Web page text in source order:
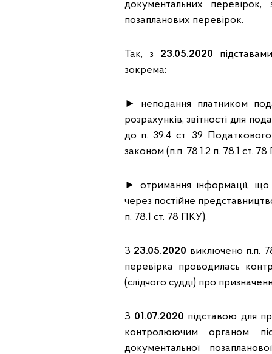
документальних
позапланових перевірок.
Так, з 23.05.2020
зокрема:
► неподання платником
розрахунків, звітності для
до п. 39.4 ст. 39
законом (п.п. 78.1.2 п. 78.1 ст.
► отримання інформації, що
через постійне
п. 78.1 ст. 78 ПКУ).
З 23.05.2020 виключено п.п.
перевірка проводилась
(слідчого судді) про
З 01.07.2020 підставою для
контролюючим органом
документальної